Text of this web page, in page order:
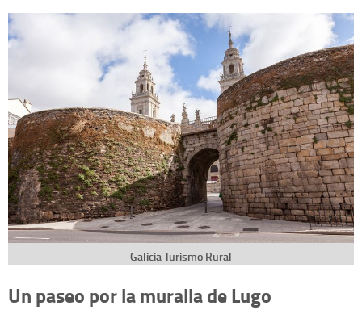
Galicia Turismo Rural
Un paseo por la muralla de Lugo